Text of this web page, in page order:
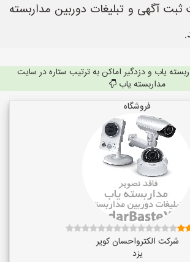
آگهی و تبلیغات دوربین مداربسته
یاب و دزدگیر اماکن به ترتیب ستاره در سایت
مداربسته یاب
فروشگاه
شرکت الکترواحسان کویر
یزد